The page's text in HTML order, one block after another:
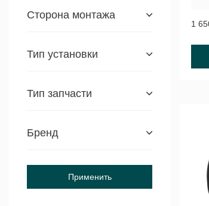
Сторона монтажа
Тип установки
Тип запчасти
Бренд
Применить
1